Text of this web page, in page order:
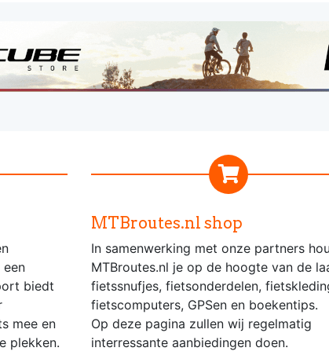
biedt
mee en
plekken.
MTBroutes.nl shop
In samenwerking met onze partners
MTBroutes.nl je op de hoogte van de
fietssnufjes, fietsonderdelen,
fietscomputers, GPSen en boekentips.
Op deze pagina zullen wij regelmatig
interressante aanbiedingen doen.